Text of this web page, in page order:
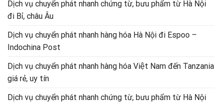
Dịch vụ chuyển phát nhanh chứng từ, bưu phẩm từ Hà Nội
đi Bỉ, châu Âu
Dịch vụ chuyển phát nhanh hàng hóa Hà Nội đi Espoo –
Indochina Post
Dịch vụ chuyển phát nhanh hàng hóa Việt Nam đến Tanzania
giá rẻ, uy tín
Dịch vụ chuyển phát nhanh chứng từ, bưu phẩm từ Hà Nội